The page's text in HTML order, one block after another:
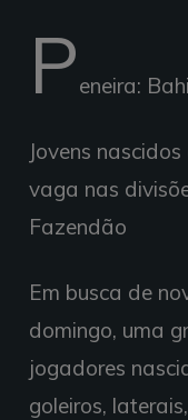
Peneira:
Jovens
vaga nas
Fazendão
Em busca de
domingo, uma
jogadores
goleiros,